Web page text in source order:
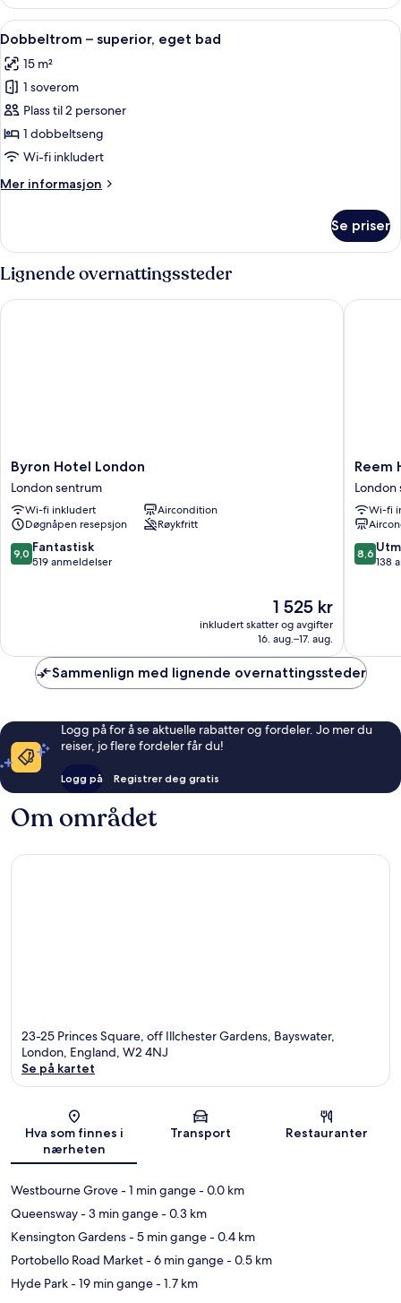
standard,
eget
Åpne
alle
bildene
av
Dobbeltrom
–
superior,
bad
Dobbeltrom – superior, eget bad |
12
Dobbeltrom – superior, eget bad
15 m²
1 soverom
Plass til 2 personer
1 dobbeltseng
Wi-fi inkludert
Mer informasjon
Mer
–
eget
Se priser
Lignende overnattingssteder
Byron
Hotel
London
London
sentrum
Byron Hotel London
London sentrum
Wi-fi inkludert
Aircondition
Døgnåpen resepsjon
Røykfritt
9.0
av
9,0 Fantastisk
519 anmeldelser
Prisen
er
1 525 kr
1 525 kr
inkludert skatter og avgifter
16. aug.–17. aug.
Byron Hotel London
Reem
Hotel
London
sentrum
Reem
London
Wi-fi
8.6
av
8,6
138
Reem
Sammenlign med lignende overnattingssteder
Logg på for å se aktuelle rabatter og fordeler. Jo mer du
reiser, jo flere fordeler får du!
Logg på Registrer deg gratis
Om området
23-25 Princes Square, off Illchester Gardens, Bayswater,
London, England, W2 4NJ
Se på kartet
Hva som finnes i
nærheten
Transport Restauranter
Westbourne Grove- 1 min gange- 0.0 km
Queensway- 3 min gange- 0.3 km
Kensington Gardens- 5 min gange- 0.4 km
Portobello Road Market- 6 min gange- 0.5 km
Hyde Park- 19 min gange- 1.7 km